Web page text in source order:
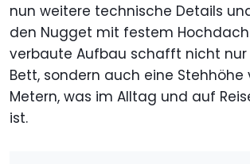
nun weitere technische Details
den Nugget mit festem
verbaute Aufbau schafft nicht nur
Bett, sondern auch eine Stehhöhe
Metern, was im Alltag und auf
ist.